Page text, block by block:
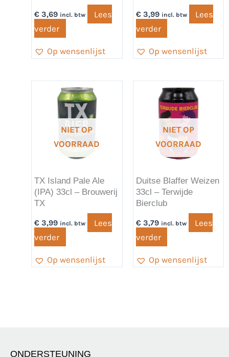
€ 3,69 incl. btw
Lees
verder
Op wensenlijst
€3,99 incl. btw
Lees
verder
Op wensenlijst
NIET OP
VOORRAAD
TX Island Pale Ale
(IPA) 33cl – Brouwerij
TX
€ 3,99 incl. btw
Lees
verder
Op wensenlijst
NIET OP
VOORRAAD
Duitse Blaffer Weizen
33cl – Terwijde
Bierclub
€3,79 incl. btw
Lees
verder
Op wensenlijst
ONDERSTEUNING